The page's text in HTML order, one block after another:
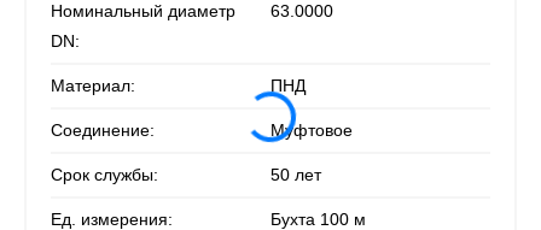
Номинальный диаметр
DN:
63.0000
Материал: ПНД
Соединение: Муфтовое
Срок службы: 50 лет
Ед. измерения: Бухта 100 м